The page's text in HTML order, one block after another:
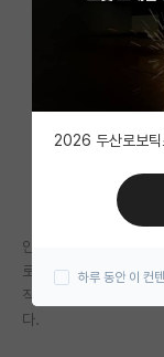
베스트 게시판
IF 명예의전당
자유 게시판(아
미국 유학 게시
미국 대학원 합
대학원 합격 후
안녕하세요. 저는 SSH
로 3학년 1학기 재학
직 모르는 것이 많은데
다.
2026 두산로보
하루 동안 이 컨